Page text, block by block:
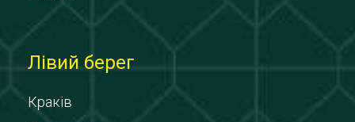
Лівий берег
Краків